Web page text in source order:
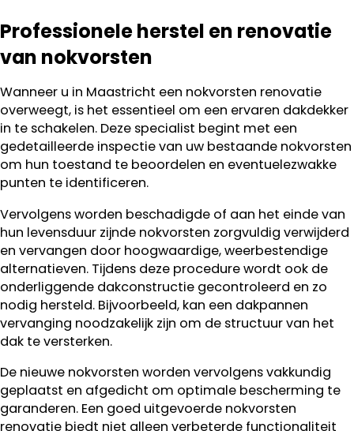
Professionele herstel en renovatie
van nokvorsten
Wanneer u in Maastricht een nokvorsten renovatie
overweegt, is het essentieel om een ervaren dakdekker
in te schakelen. Deze specialist begint met een
gedetailleerde inspectie van uw bestaande nokvorsten
om hun toestand te beoordelen en eventuelezwakke
punten te identificeren.
Vervolgens worden beschadigde of aan het einde van
hun levensduur zijnde nokvorsten zorgvuldig verwijderd
en vervangen door hoogwaardige, weerbestendige
alternatieven. Tijdens deze procedure wordt ook de
onderliggende dakconstructie gecontroleerd en zo
nodig hersteld. Bijvoorbeeld, kan een dakpannen
vervanging noodzakelijk zijn om de structuur van het
dak te versterken.
De nieuwe nokvorsten worden vervolgens vakkundig
geplaatst en afgedicht om optimale bescherming te
garanderen. Een goed uitgevoerde nokvorsten
renovatie biedt niet alleen verbeterde functionaliteit